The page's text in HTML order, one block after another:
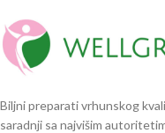
Biljni preparati vrhunskog
saradnji sa najvišim